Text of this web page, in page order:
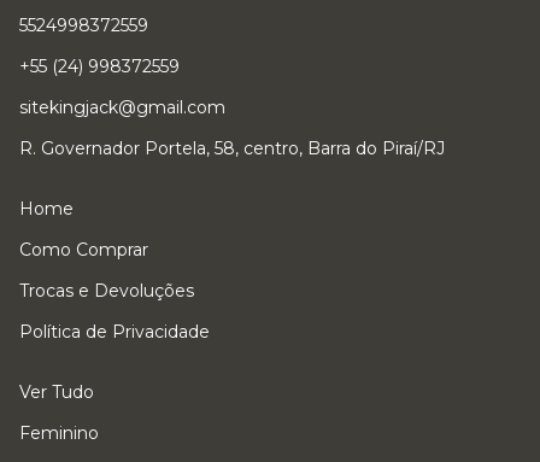
5524998372559
+55 (24) 998372559
sitekingjack@gmail.com
R. Governador Portela, 58, centro, Barra do Piraí/RJ
Home
Como Comprar
Trocas e Devoluções
Política de Privacidade
Ver Tudo
Feminino